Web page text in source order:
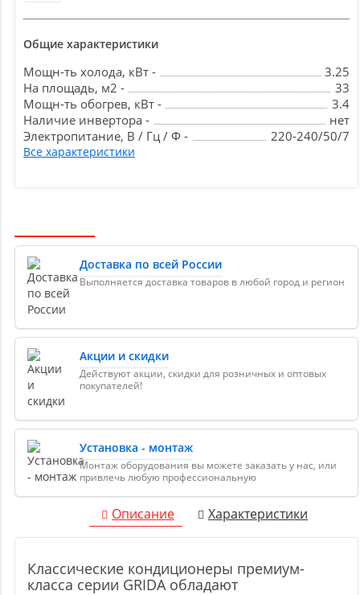
Общие характеристики
Мощн-ть холода, кВт -
3.25
На площадь, м2 -
33
Мощн-ть обогрев, кВт -
3.4
Наличие инвертора -
нет
Электропитание, В / Гц / Ф -
220-240/50/7
Все характеристики
Доставка по всей России
Выполняется доставка товаров в любой город и регион
Акции и скидки
Действуют акции, скидки для розничных и оптовых
покупателей!
Установка - монтаж
Монтаж оборудования вы можете заказать у нас, или
привлечь любую профессиональную
Описание Характеристики
Классические кондиционеры премиум-
класса серии GRIDA обладают